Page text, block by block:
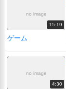
no image
15:19
ゲーム
no image
4:30